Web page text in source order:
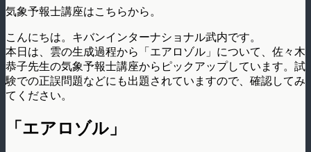
気象予報士講座はこちらから。
こんにちは。キバンインターナショナル武内です。
本日は、雲の生成過程から「エアロゾル」について、佐々木
恭子先生の気象予報士講座からピックアップしています。試
験での正誤問題などにも出題されていますので、確認してみ
てください。
「エアロゾル」